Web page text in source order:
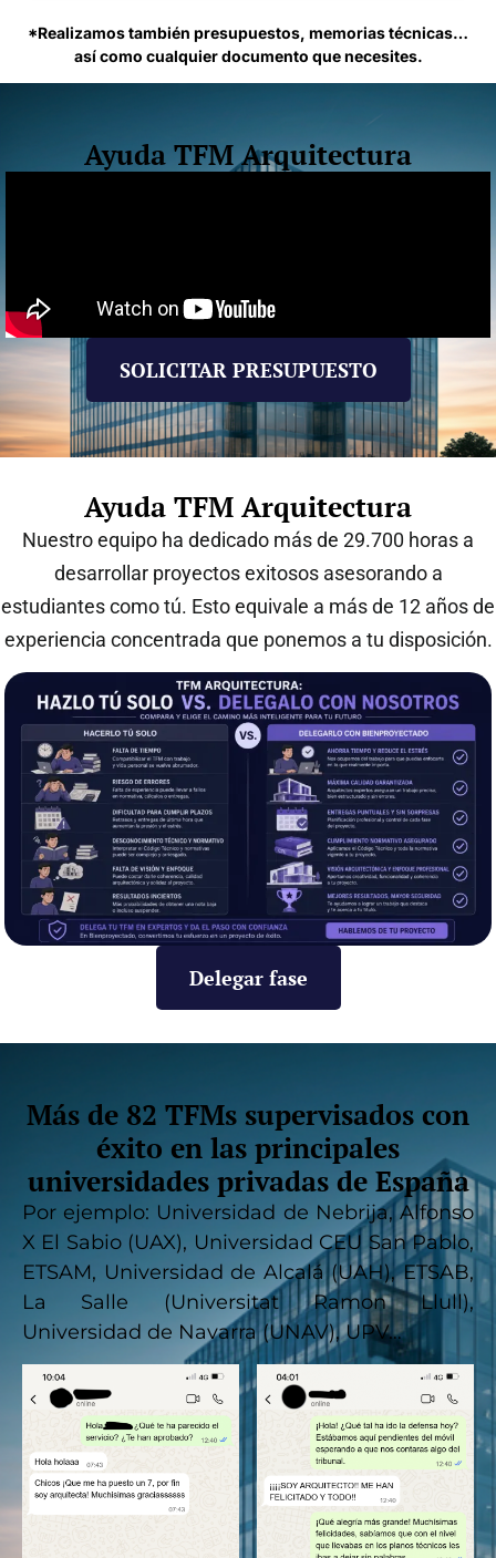
*Realizamos también presupuestos, memorias técnicas…
así como cualquier documento que necesites.
Ayuda TFM Arquitectura
SOLICITAR PRESUPUESTO
Ayuda TFM Arquitectura
Nuestro equipo ha dedicado más de 29.700 horas a
desarrollar proyectos exitosos asesorando a
estudiantes como tú. Esto equivale a más de 12 años de
experiencia concentrada que ponemos a tu disposición.
Delegar fase
Más de 82 TFMs supervisados con
éxito en las principales
universidades privadas de España
Por ejemplo: Universidad de Nebrija, Alfonso
X El Sabio (UAX), Universidad CEU San Pablo,
ETSAM, Universidad de Alcalá (UAH), ETSAB,
La Salle (Universitat Ramon Llull),
Universidad de Navarra (UNAV), UPV…